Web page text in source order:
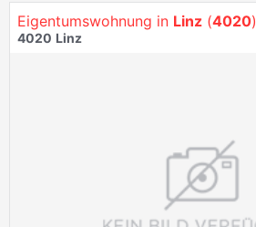
Eigentumswohnung in Linz (4020)
4020 Linz